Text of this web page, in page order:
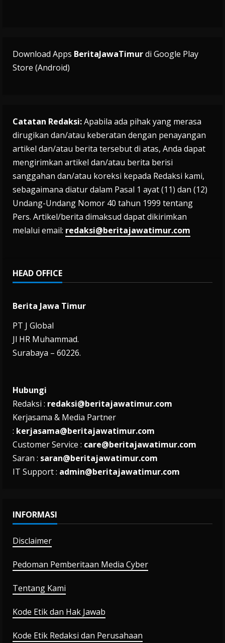
Download Apps BeritaJawaTimurdi Google Play
Store (Android)
Catatan Redaksi:Apabila ada pihak yang merasa
dirugikan dan/atau keberatan dengan penayangan
artikel dan/atau berita tersebut di atas, Anda dapat
mengirimkan artikel dan/atau berita berisi
sanggahan dan/atau koreksi kepada Redaksi kami,
sebagaimana diatur dalam Pasal 1 ayat (11) dan (12)
Undang-Undang Nomor 40 tahun 1999 tentang
Pers. Artikel/berita dimaksud dapat dikirimkan
melalui email: redaksi@beritajawatimur.com
HEAD OFFICE
Berita Jawa Timur
PT J Global
Jl HR Muhammad.
Surabaya – 60226.
Hubungi
Redaksi : redaksi@beritajawatimur.com
Kerjasama & Media Partner
: kerjasama@beritajawatimur.com
Customer Service : care@beritajawatimur.com
Saran : saran@beritajawatimur.com
IT Support : admin@beritajawatimur.com
INFORMASI
Disclaimer
Pedoman Pemberitaan Media Cyber
Tentang Kami
Kode Etik dan Hak Jawab
Kode Etik Redaksi dan Perusahaan